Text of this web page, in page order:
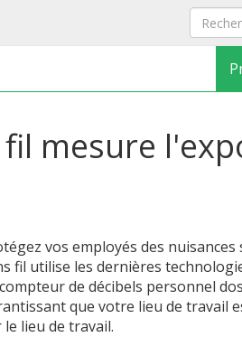
mesure
vos employés des
fil utilise les dernières
de décibels personnel
que votre lieu de travail
le lieu de travail.